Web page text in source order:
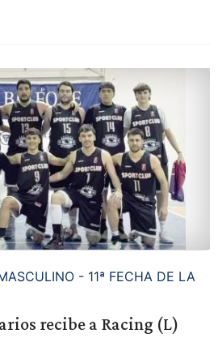
- 11ª FECHA DE LA
recibe a Racing (L)